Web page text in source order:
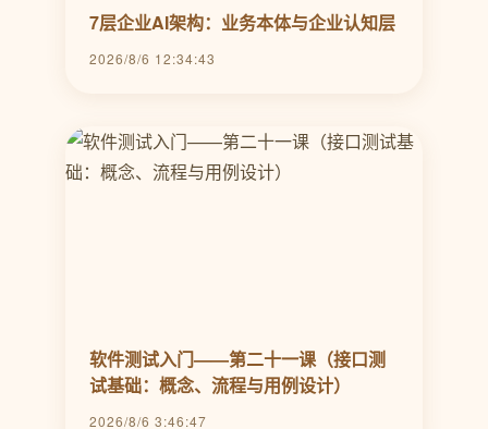
7层企业AI架构：业务本体与企业认知层
2026/8/6 12:34:43
软件测试入门——第二十一课（接口测
试基础：概念、流程与用例设计）
2026/8/6 3:46:47